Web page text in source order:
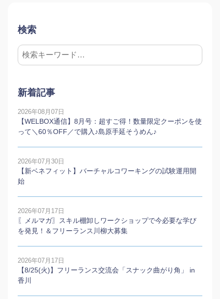
検索
新着記事
2026年08月07日
【WELBOX通信】8月号：超すご得！数量限定クーポンを使
って＼60％OFF／で購入♪島原手延そうめん♪
2026年07月30日
【新ベネフィット】バーチャルコワーキングの試験運用開
始
2026年07月17日
〖メルマガ〗スキル棚卸しワークショップで今必要な学び
を発見！＆フリーランス川柳大募集
2026年07月17日
【8/25(火)】フリーランス交流会「スナック曲がり角」 in
香川